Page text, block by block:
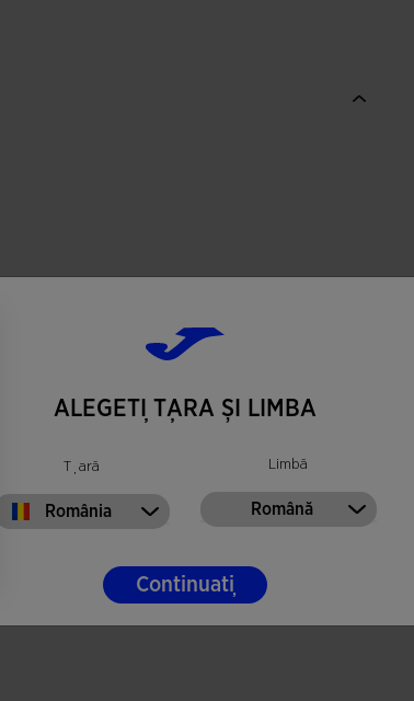
ALEGEȚI ȚARA ȘI LIMBA
Țară
România
Limbă
Română
Continuați